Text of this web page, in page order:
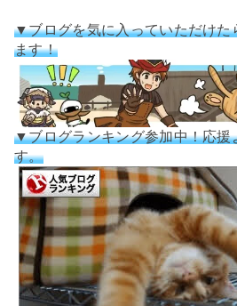
▼ブログを気に入っていただけた
ます！
▼ブログランキング参加中！応援
す。